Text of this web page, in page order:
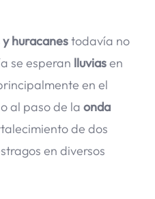
huracanestodavía no
se esperan lluviasen
en el
al paso de la onda
de dos
en diversos